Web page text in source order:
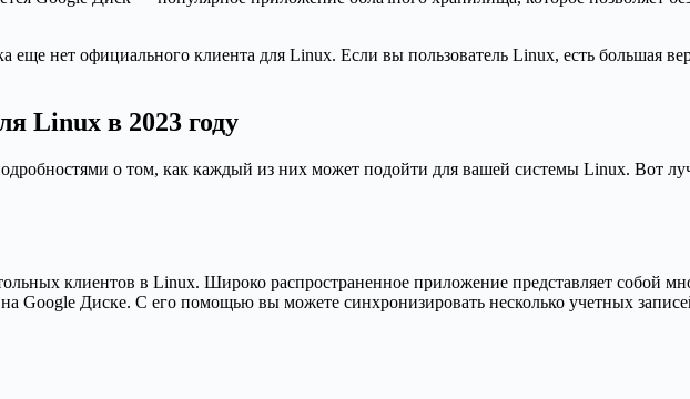
нет официального клиента для Linux. Если вы пользователь Linux, есть большая
Linux в 2023 году
о том, как каждый из них может подойти для вашей системы Linux. Вот
клиентов в Linux. Широко распространенное приложение представляет собой
Google Диске. С его помощью вы можете синхронизировать несколько учетных